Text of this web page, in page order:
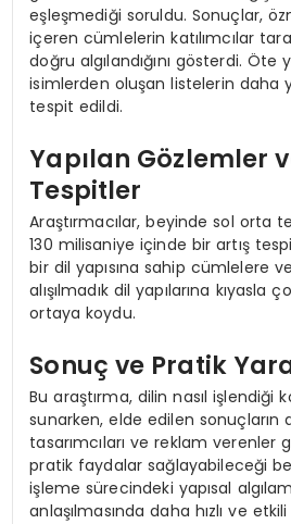
eşleşmediği soruldu. Sonuçlar,
içeren cümlelerin katılımcılar
doğru algılandığını gösterdi. Öte
isimlerden oluşan listelerin daha
tespit edildi.
Yapılan Gözlemler
Tespitler
Araştırmacılar, beyinde sol orta
130 milisaniye içinde bir artış
bir dil yapısına sahip cümlelere
alışılmadık dil yapılarına kıyasla
ortaya koydu.
Sonuç ve Pratik
Bu araştırma, dilin nasıl işlendiği
sunarken, elde edilen sonuçların
tasarımcıları ve reklam verenler
pratik faydalar sağlayabileceği
işleme sürecindeki yapısal
anlaşılmasında daha hızlı ve